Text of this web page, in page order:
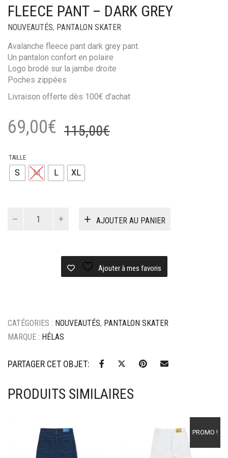
FLEECE PANT – DARK GREY
NOUVEAUTÉS, PANTALON SKATER
Avalanche fleece pant dark grey pant.
Un pantalon confort en polaire
Logo brodé sur la jambe droite
Poches zippées
Livraison offerte dès 100€ d’achat
115,00€Le
69,00€
Le
TAILLE
S M L XL
AJOUTER AU PANIER
Ajouter à mes favoris
CATÉGORIES : NOUVEAUTÉS, PANTALON SKATER
MARQUE : HÉLAS
PARTAGER CET OBJET:
PRODUITS SIMILAIRES
Ajouter à mes favoris Ajouter à mes favorisPROMO !